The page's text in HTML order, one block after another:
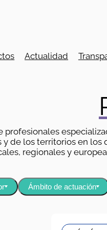
Actualidad
profesionales
de los territorios en
regionales y
Ámbito de actuación